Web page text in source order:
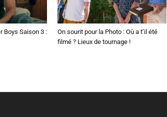
Boys Saison 3 :
On sourit pour la Photo : Où a t’il été
filmé ? Lieux de tournage !